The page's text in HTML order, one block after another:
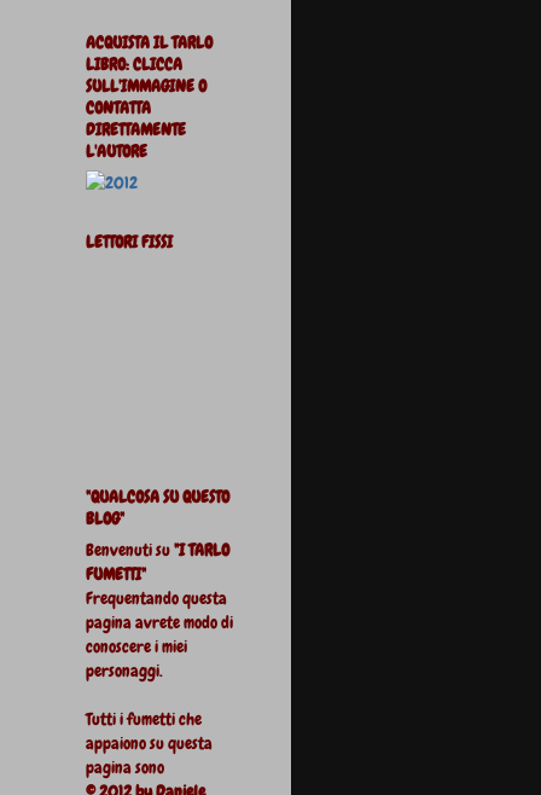
ACQUISTA IL TARLO
LIBRO: CLICCA
SULL'IMMAGINE O
CONTATTA
DIRETTAMENTE
L'AUTORE
LETTORI FISSI
"QUALCOSA SU QUESTO
BLOG"
Benvenuti su"I TARLO
FUMETTI"
Frequentando questa
pagina avrete modo di
conoscere i miei
personaggi.
Tutti i fumetti che
appaiono su questa
pagina sono